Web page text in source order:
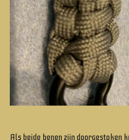
Als beide benen zijn doorgestoken